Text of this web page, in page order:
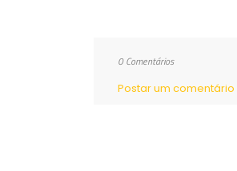
0 Comentários
Postar um comentário